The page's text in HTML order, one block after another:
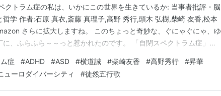
クトラム症の私は、いかにこの世界を生きているか: 当事者批評・脳
哲学 作者:石原 真衣,斎藤 真理子,高野 秀行,頭木 弘樹,柴崎 友香,松本
さらに拡大しますね。 このちょっと奇妙な、ぐにゃぐにゃ、ゆ
に、ふらふら～～っと惹かれたのです。 「自閉スペクトラム症」の
う。（ASDではないですが） ただ、注意欠陥多動性障害の「多動」
…
症 #ADHD #ASD #横道誠 #柴崎友香 #高野秀行 #昇華
ューロダイバーシティ #徒然五行歌